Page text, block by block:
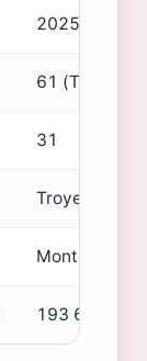
2025/2026
61 (Troyes)
31
Troyes et
Montpellier :
193 613 000